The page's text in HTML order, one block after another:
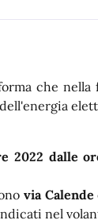
che nella
2022 dalle
via Calende
nel